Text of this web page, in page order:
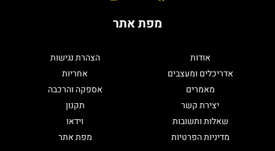
מפת אתר
אודות
אדריכלים ומעצבים
מאמרים
יצירת קשר
שאלות ותשובות
מדיניות הפרטיות
הצהרת נגישות
אחריות
אספקה והרכבה
תקנון
וידאו
מפת אתר